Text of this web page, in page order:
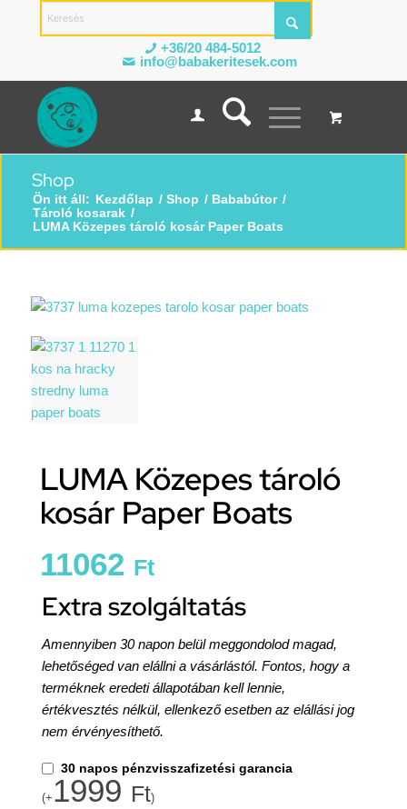
+36/20 484-5012
info@babakeritesek.com
Shop
Ön itt áll: Kezdőlap / Shop / Bababútor /
Tároló kosarak /
LUMA Közepes tároló kosár Paper Boats
LUMA Közepes tároló
kosár Paper Boats
11062 Ft
Extra szolgáltatás
Amennyiben 30 napon belül meggondolod magad,
lehetőséged van elállni a vásárlástól. Fontos, hogy a
terméknek eredeti állapotában kell lennie,
értékvesztés nélkül, ellenkező esetben az elállási jog
nem érvényesíthető.
30 napos pénzvisszafizetési garancia
(+ 1999 Ft)